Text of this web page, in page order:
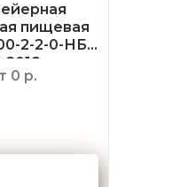
пищевая
2-2-0-НБ
2018
0 р.